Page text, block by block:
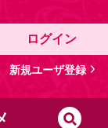
ログイン
新規ユーザ登録